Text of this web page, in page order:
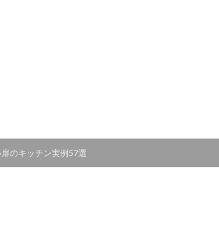
のキッチン実例57選